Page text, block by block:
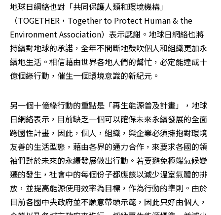
地球日網絡也對「共同保護人類和環境機構」
（TOGETHER，Together to Protect Human & the
Environment Association）表示感謝。地球日網絡也將
持續對地球的承諾，全年不間斷地鼓吹個人和組織更加永
續地生活。相信藉由世界各地人們的幫忙，必定能達成十
億個綠行動，催生一個環境意識的新紀元。
另一個十億綠行動的重點是「再生能源普及計畫」，地球
日網絡表示，目前缺乏一個可以確保未來永續發展的全面
跨國性計畫，因此，個人，組織，與企業必須擁抱對環境
友善的生活型態，藉由各界的通力合作，來要求各國的領
袖們對於未來的永續發展做出行動。若要避免極端氣候變
遷的發生，社會中的每個份子都應該以減少溫室氣體的排
放，並提高能源使用效率為目標，作為行動的準則。由於
目前各國中央政府並不願意帶頭示範，因此只好由個人，